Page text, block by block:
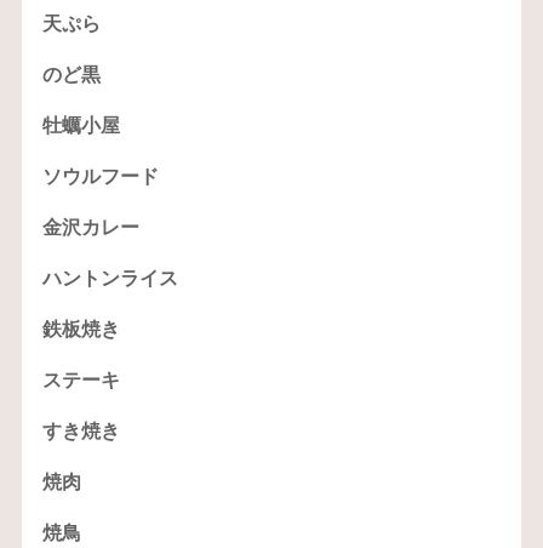
天ぷら
のど黒
牡蠣小屋
ソウルフード
金沢カレー
ハントンライス
鉄板焼き
ステーキ
すき焼き
焼肉
焼鳥